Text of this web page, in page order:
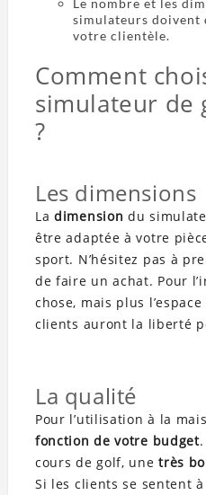
Le nombre et les
simulateurs doivent
votre clientèle.
Comment
simulateur
?
Les dimensions
Ladimension du
être adaptée à votre
sport. N’hésitez pas à
de faire un achat. Pour
chose, mais plus
clients auront la liberté
La qualité
Pour l’utilisation à la
fonction de votre budget
cours de golf, unetrès
Si les clients se sentent